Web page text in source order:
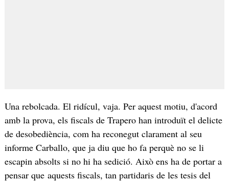
Una rebolcada. El ridícul, vaja. Per aquest motiu, d'acord
amb la prova, els fiscals de Trapero han introduït el delicte
de desobediència, com ha reconegut clarament al seu
informe Carballo, que ja diu que ho fa perquè no se li
escapin absolts si no hi ha sedició. Això ens ha de portar a
pensar que aquests fiscals, tan partidaris de les tesis del